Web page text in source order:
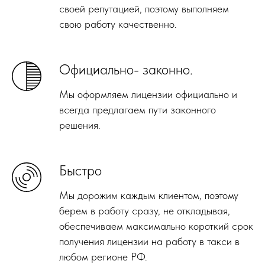
своей репутацией, поэтому выполняем
свою работу качественно.
Официально- законно.
Мы оформляем лицензии официально и
всегда предлагаем пути законного
решения.
Быстро
Мы дорожим каждым клиентом, поэтому
берем в работу сразу, не откладывая,
обеспечиваем максимально короткий срок
получения лицензии на работу в такси в
любом регионе РФ.